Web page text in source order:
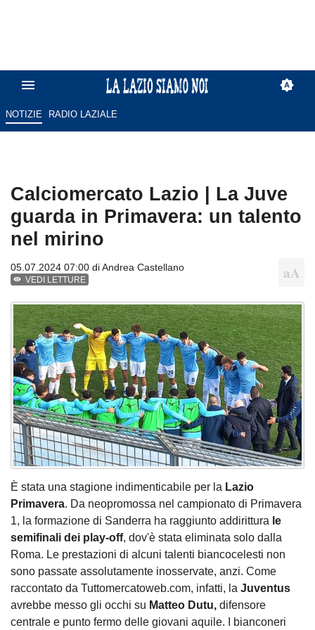
NOTIZIE RADIO LAZIALE
Calciomercato Lazio | La Juve
guarda in Primavera: un talento
nel mirino
05.07.2024 07:00 diAndrea Castellano
VEDI LETTURE
È stata una stagione indimenticabile per la Lazio
Primavera. Da neopromossa nel campionato di Primavera
1, la formazione di Sanderra ha raggiunto addirittura le
semifinali dei play-off, dov'è stata eliminata solo dalla
Roma. Le prestazioni di alcuni talenti biancocelesti non
sono passate assolutamente inosservate, anzi. Come
raccontato da Tuttomercatoweb.com, infatti, la Juventus
avrebbe messo gli occhi su Matteo Dutu, difensore
centrale e punto fermo delle giovani aquile. I bianconeri